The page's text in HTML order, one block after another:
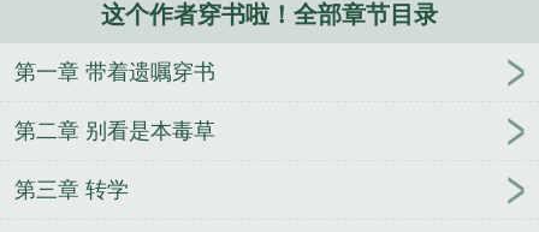
这个作者穿书啦！全部章节目录
第一章 带着遗嘱穿书
第二章 别看是本毒草
第三章 转学